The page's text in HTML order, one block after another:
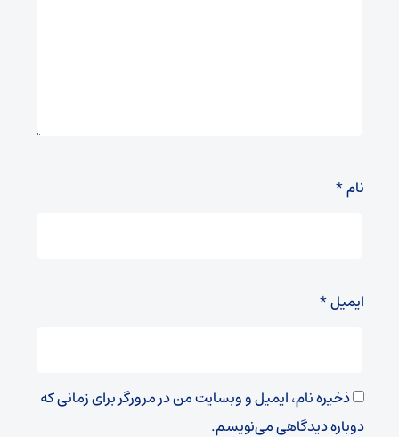
نام*
ایمیل*
ذخیره نام، ایمیل و وبسایت من در مرورگر برای زمانی که
دوباره دیدگاهی می‌نویسم.